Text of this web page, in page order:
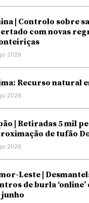
| Controlo sobre
com novas
2026
Recurso natural
2026
| Retiradas 5 mil
de tufão
2026
Leste |
de burla ‘online’
junho